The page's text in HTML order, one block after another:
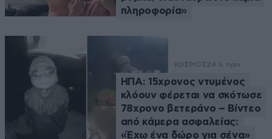
πληροφορία»
ΚΟΣΜΟΣ24 λ. πριν
ΗΠΑ: 15χρονος ντυμένος
κλόουν φέρεται να σκότωσε
78χρονο βετεράνο – Βίντεο
από κάμερα ασφαλείας:
«Έχω ένα δώρο για σένα»